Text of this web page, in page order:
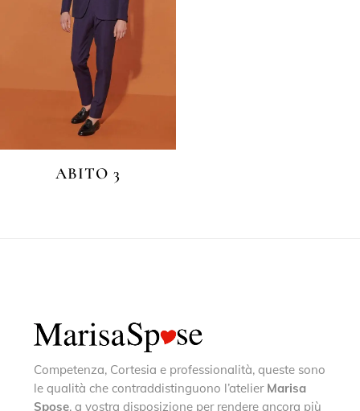
ABITO 3
Competenza, Cortesia e professionalità, queste sono
le qualità che contraddistinguono l’atelier Marisa
Spose, a vostra disposizione per rendere ancora più